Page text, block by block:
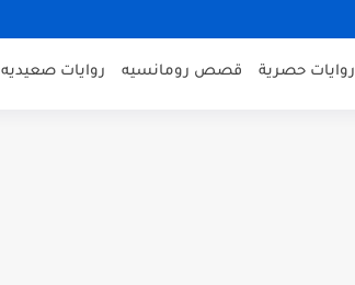
روايات حصرية قصص رومانسيه روايات صعيديه